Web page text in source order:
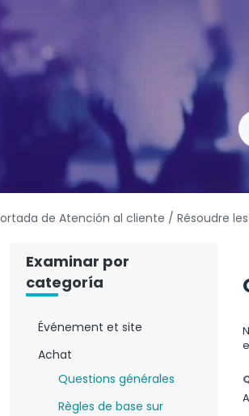
de Atención al cliente / Résoudre
Examinar por
categoría
Événement et site
Achat
Questions générales
Règles de base sur